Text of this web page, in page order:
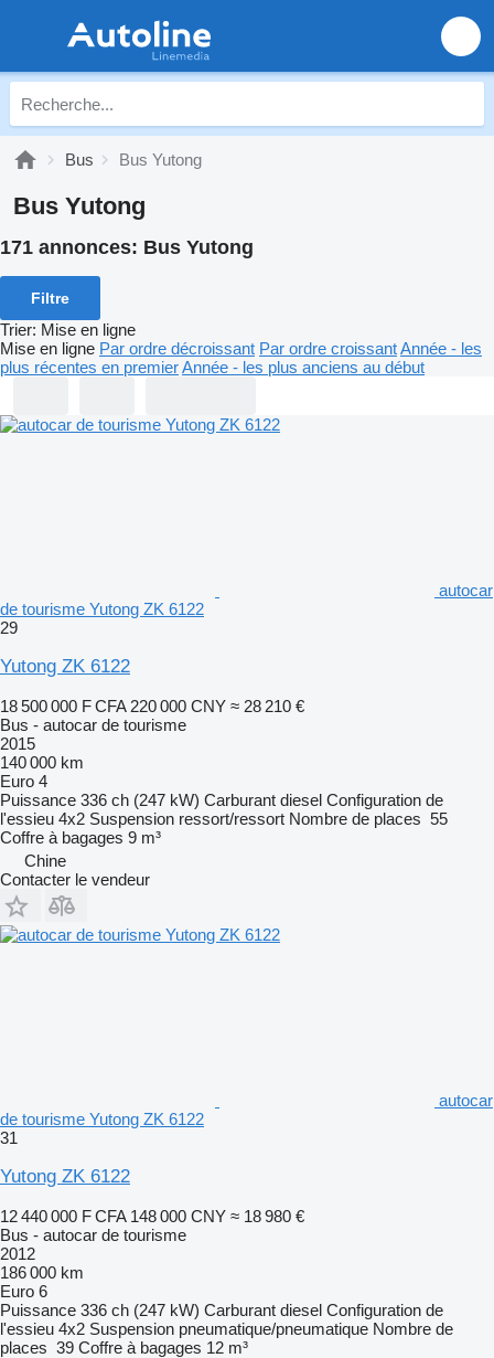
Bus Bus Yutong
Bus Yutong
171 annonces: Bus Yutong
Filtre
Trier: Mise en ligne
Mise en ligne Par ordre décroissant Par ordre croissantAnnée - les
plus récentes en premierAnnée - les plus anciens au début
autocar
de tourisme Yutong ZK 6122
29
Yutong ZK 6122
18 500 000 F CFA 220 000 CNY ≈ 28 210 €
Bus - autocar de tourisme
2015
140 000 km
Euro 4
Puissance 336 ch (247 kW) Carburant diesel Configuration de
l'essieu 4x2 Suspension ressort/ressort Nombre de places 55
Coffre à bagages 9 m³
Chine
Contacter le vendeur
autocar
de tourisme Yutong ZK 6122
31
Yutong ZK 6122
12 440 000 F CFA 148 000 CNY ≈ 18 980 €
Bus - autocar de tourisme
2012
186 000 km
Euro 6
Puissance 336 ch (247 kW) Carburant diesel Configuration de
l'essieu 4x2 Suspension pneumatique/pneumatique Nombre de
places 39 Coffre à bagages 12 m³